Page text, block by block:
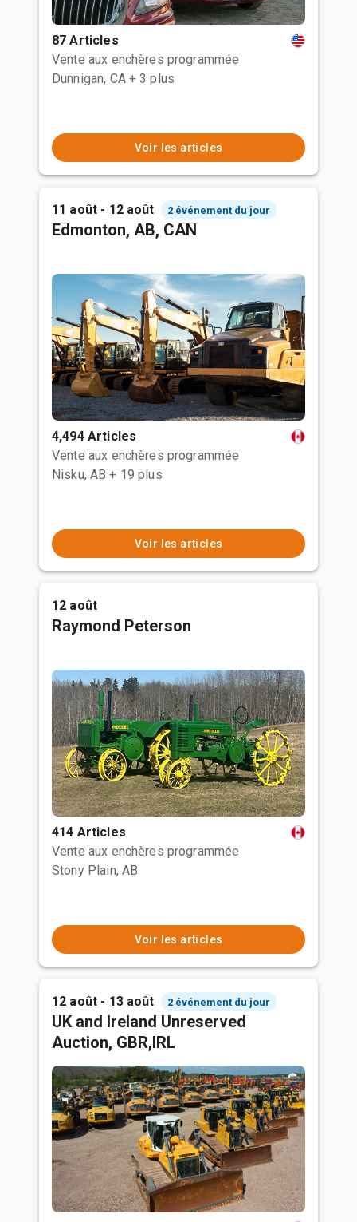
87 Articles
Vente aux enchères programmée
Dunnigan, CA + 3 plus
Voir les articles
11 août - 12 août 2 événement du jour
Edmonton, AB, CAN
4,494 Articles
Vente aux enchères programmée
Nisku, AB + 19 plus
Voir les articles
12 août
Raymond Peterson
414 Articles
Vente aux enchères programmée
Stony Plain, AB
Voir les articles
12 août - 13 août 2 événement du jour
UK and Ireland Unreserved
Auction, GBR,IRL